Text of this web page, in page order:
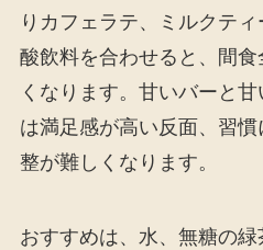
りカフェラテ、ミルクテ
酸飲料を合わせると、間
くなります。甘いバーと
は満足感が高い反面、習
整が難しくなります。
おすすめは、水、無糖の